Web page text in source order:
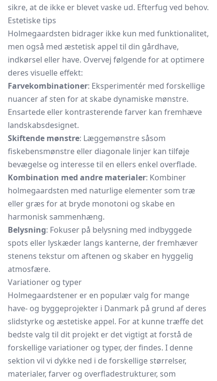
sikre, at de ikke er blevet vaske ud. Efterfug ved behov.
Estetiske tips
Holmegaardsten bidrager ikke kun med funktionalitet,
men også med æstetisk appel til din gårdhave,
indkørsel eller have. Overvej følgende for at optimere
deres visuelle effekt:
Farvekombinationer: Eksperimentér med forskellige
nuancer af sten for at skabe dynamiske mønstre.
Ensartede eller kontrasterende farver kan fremhæve
landskabsdesignet.
Skiftende mønstre: Læggemønstre såsom
fiskebensmønstre eller diagonale linjer kan tilføje
bevægelse og interesse til en ellers enkel overflade.
Kombination med andre materialer: Kombiner
holmegaardsten med naturlige elementer som træ
eller græs for at bryde monotoni og skabe en
harmonisk sammenhæng.
Belysning: Fokuser på belysning med indbyggede
spots eller lyskæder langs kanterne, der fremhæver
stenens tekstur om aftenen og skaber en hyggelig
atmosfære.
Variationer og typer
Holmegaardstener er en populær valg for mange
have- og byggeprojekter i Danmark på grund af deres
slidstyrke og æstetiske appel. For at kunne træffe det
bedste valg til dit projekt er det vigtigt at forstå de
forskellige variationer og typer, der findes. I denne
sektion vil vi dykke ned i de forskellige størrelser,
materialer, farver og overfladestrukturer, som